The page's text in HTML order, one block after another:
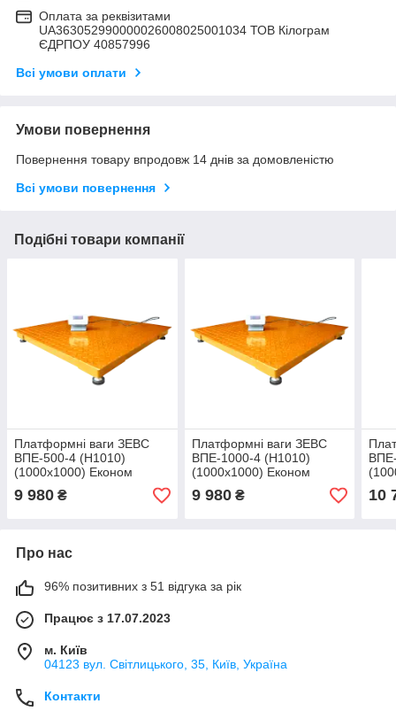
Оплата за реквізитами
UA363052990000026008025001034 ТОВ Кілограм
ЄДРПОУ 40857996
Всі умови оплати
Умови повернення
Повернення товару впродовж 14 днів за домовленістю
Всі умови повернення
Подібні товари компанії
Платформні ваги ЗЕВС
ВПЕ-500-4 (H1010)
(1000х1000) Економ
9 980 ₴
Платформні ваги ЗЕВС
ВПЕ-1000-4 (H1010)
(1000х1000) Економ
9 980₴ 10
Про нас
96% позитивних з 51 відгука за рік
Працює з 17.07.2023
м. Київ
04123 вул. Світлицького, 35, Київ, Україна
Контакти